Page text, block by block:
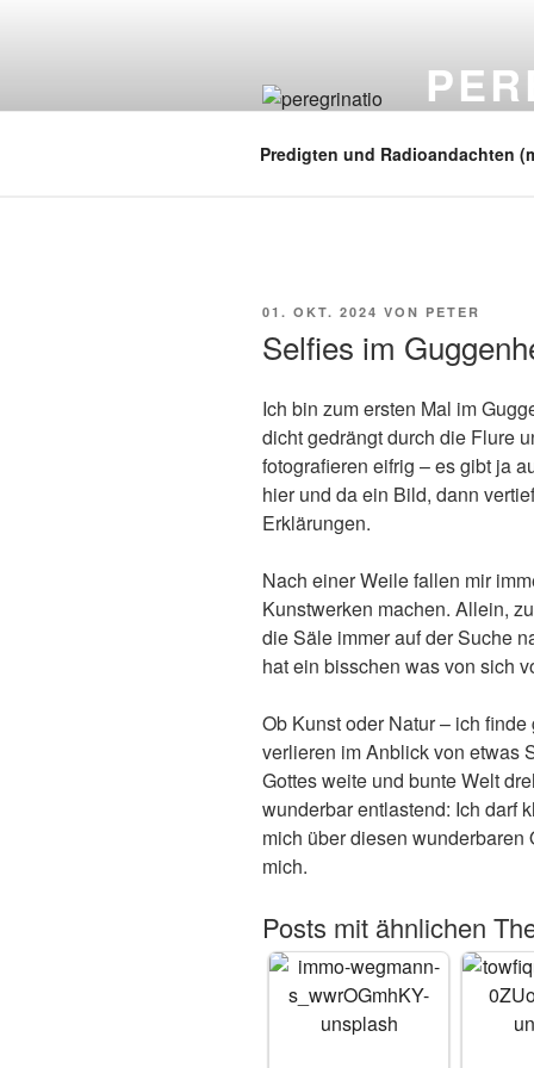
Predigten und Radioandachten
VERÖFFENTLICHT
01. OKT. 2024 VON PETER
Selfies im
Ich bin zum ersten Mal im
dicht gedrängt durch die Flure
fotografieren eifrig – es gibt ja
hier und da ein Bild, dann
Erklärungen.
Nach einer Weile fallen mir
Kunstwerken machen. Allein,
die Säle immer auf der Suche
hat ein bisschen was von sich
Ob Kunst oder Natur – ich
verlieren im Anblick von etwas
Gottes weite und bunte Welt
wunderbar entlastend: Ich darf
mich über diesen wunderbaren
mich.
Posts mit ähnlichen